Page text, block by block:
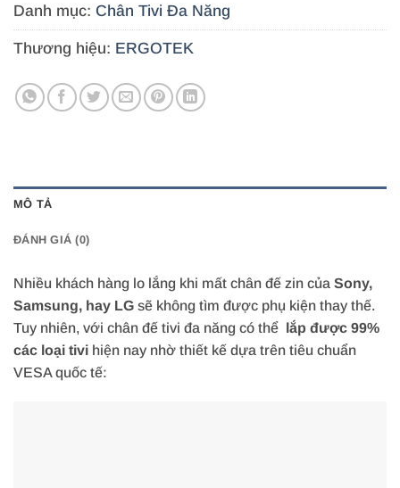
Danh mục: Chân Tivi Đa Năng
Thương hiệu: ERGOTEK
MÔ TẢ
ĐÁNH GIÁ (0)
Nhiều khách hàng lo lắng khi mất chân đế zin của Sony,
Samsung, hay LG sẽ không tìm được phụ kiện thay thế.
Tuy nhiên, với chân đế tivi đa năng có thể lắp được 99%
các loại tivi hiện nay nhờ thiết kế dựa trên tiêu chuẩn
VESA quốc tế: